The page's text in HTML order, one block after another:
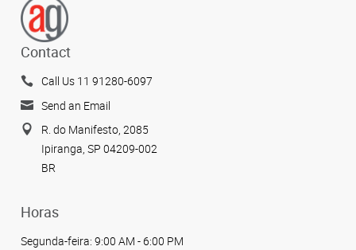
Contact
Call Us 11 91280-6097
Send an Email
R. do Manifesto, 2085
Ipiranga, SP 04209-002
BR
Horas
Segunda-feira: 9:00 AM - 6:00 PM